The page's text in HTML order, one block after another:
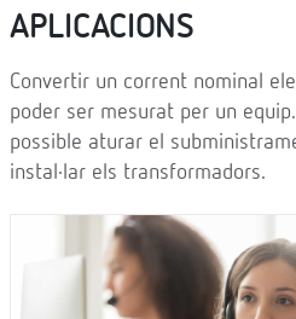
APLICACIONS
Convertir un corrent nominal
poder ser mesurat per un
possible aturar el
instal·lar els transformadors.